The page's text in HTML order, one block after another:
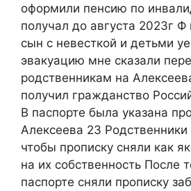
оформили пенсию по
получал до августа 2023г Ф
сын с невесткой и детьми
эвакуацию мне сказали
родственникам на
получил гражданство
В паспорте была указана
Алексеева 23 Родственники
чтобы прописку сняли как
на их собственность После
паспорте сняли прописку